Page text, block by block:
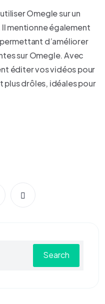
Omegle sur un
mentionne également
d’améliorer
sur Omegle. Avec
éditer vos vidéos pour
plus drôles, idéales pour
Search